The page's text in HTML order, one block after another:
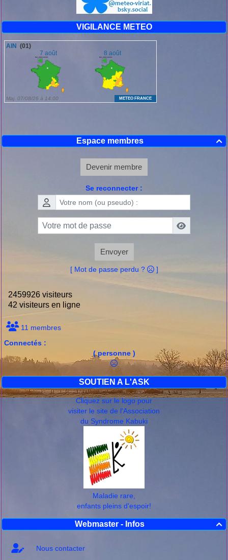
VIGILANCE METEO

Espace membres
Devenir membre
Se reconnecter :
Envoyer
[ Mot de passe perdu ? ]
2459926 visiteurs
42 visiteurs en ligne
11 membres
Connectés :
( personne )
SOUTIEN A L'ASK
Cliquez sur le logo pour
visiter le site de l'Association
du Syndrome Kabuki
Maladie rare,
enfants pleins d'espoir!

Webmaster - Infos
Nous contacter